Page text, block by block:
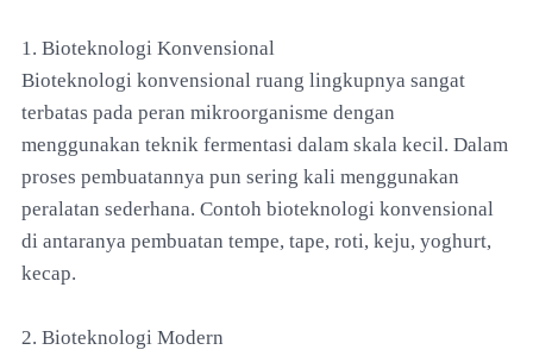
1. Bioteknologi Konvensional
Bioteknologi konvensional ruang lingkupnya sangat
terbatas pada peran mikroorganisme dengan
menggunakan teknik fermentasi dalam skala kecil. Dalam
proses pembuatannya pun sering kali menggunakan
peralatan sederhana. Contoh bioteknologi konvensional
di antaranya pembuatan tempe, tape, roti, keju, yoghurt,
kecap.
2. Bioteknologi Modern